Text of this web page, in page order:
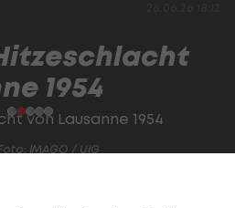
1954
IMAGO / UIG
nahm es in Lausanne mit